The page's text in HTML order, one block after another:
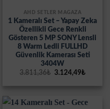
AHD SETLER MAĞAZA
1 Kameralı Set – Yapay Zeka
Özellikli Gece Renkli
Gösteren 5 MP SONY Lensli
8 Warm Ledli FULLHD
Güvenlik Kamerası Seti
3404W
3.811,36₺ Orijinal
3.811,36₺.
3.124,49₺Şu
fiyat: